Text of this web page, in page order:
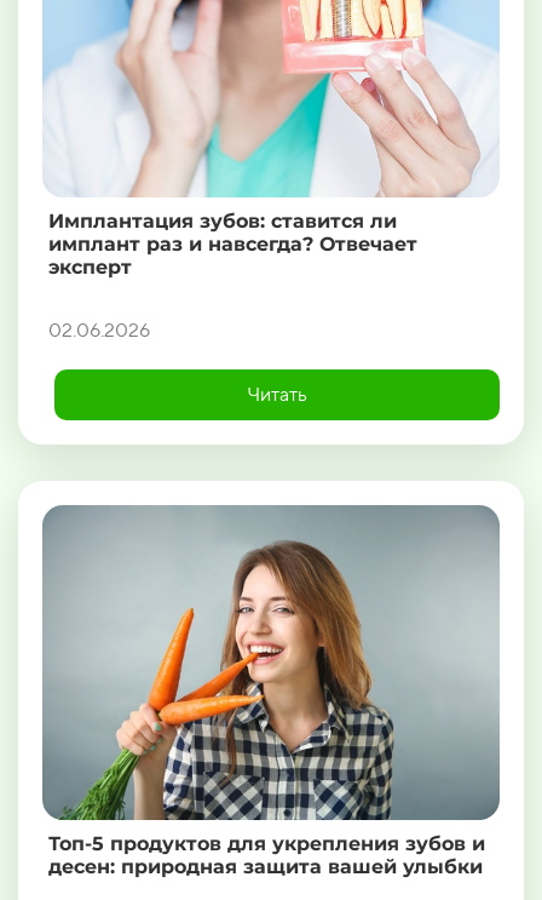
Имплантация зубов: ставится ли
имплант раз и навсегда? Отвечает
эксперт
02.06.2026
Читать
Топ-5 продуктов для укрепления зубов и
десен: природная защита вашей улыбки